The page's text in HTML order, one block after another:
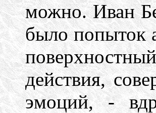
можно. Иван
было попыток
действия,
эмоций, -